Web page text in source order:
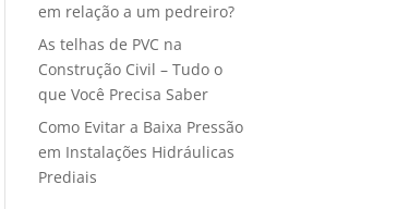
em relação a um pedreiro?
As telhas de PVC na
Construção Civil – Tudo o
que Você Precisa Saber
Como Evitar a Baixa Pressão
em Instalações Hidráulicas
Prediais